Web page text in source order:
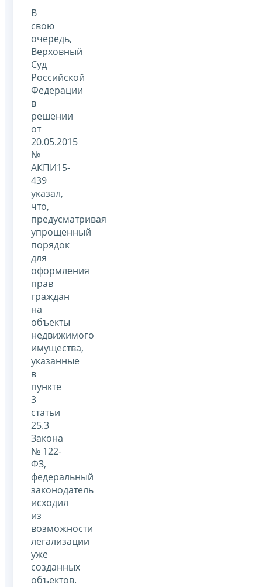
В
свою
очередь,
Верховный
Суд
Российской
Федерации
в
решении
от
20.05.2015
№
АКПИ15-
439
указал,
что,
предусматривая
упрощенный
порядок
для
оформления
прав
граждан
на
объекты
недвижимого
имущества,
указанные
в
пункте
3
статьи
25.3
Закона
№ 122-
ФЗ,
федеральный
законодатель
исходил
из
возможности
легализации
уже
созданных
объектов.